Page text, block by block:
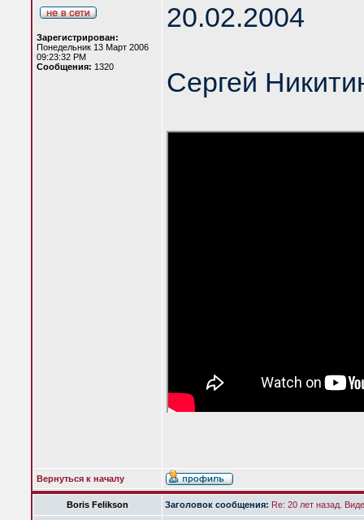
Зарегистрирован:
Понедельник 13 Март 2006
09:23:32 PM
Сообщения: 1320
20.02.2004
Сергей
Вернуться к началу
Boris Felikson Заголовок сообщения: Re: 20 лет назад.